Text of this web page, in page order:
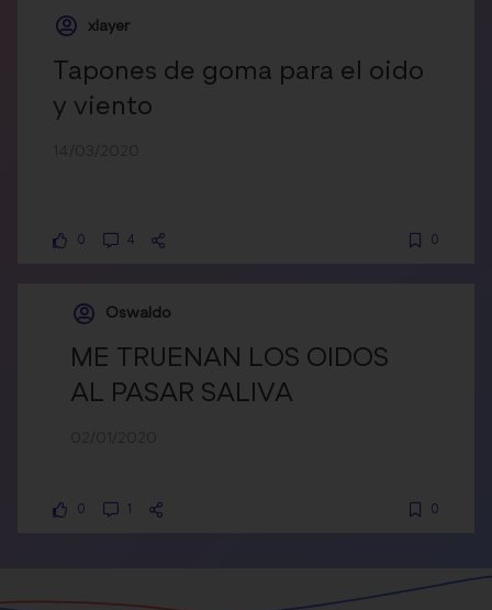
xlayer
Tapones de goma para el oido
y viento
0 4 0
Oswaldo
ME TRUENAN LOS OIDOS
AL PASAR SALIVA
0 1 0